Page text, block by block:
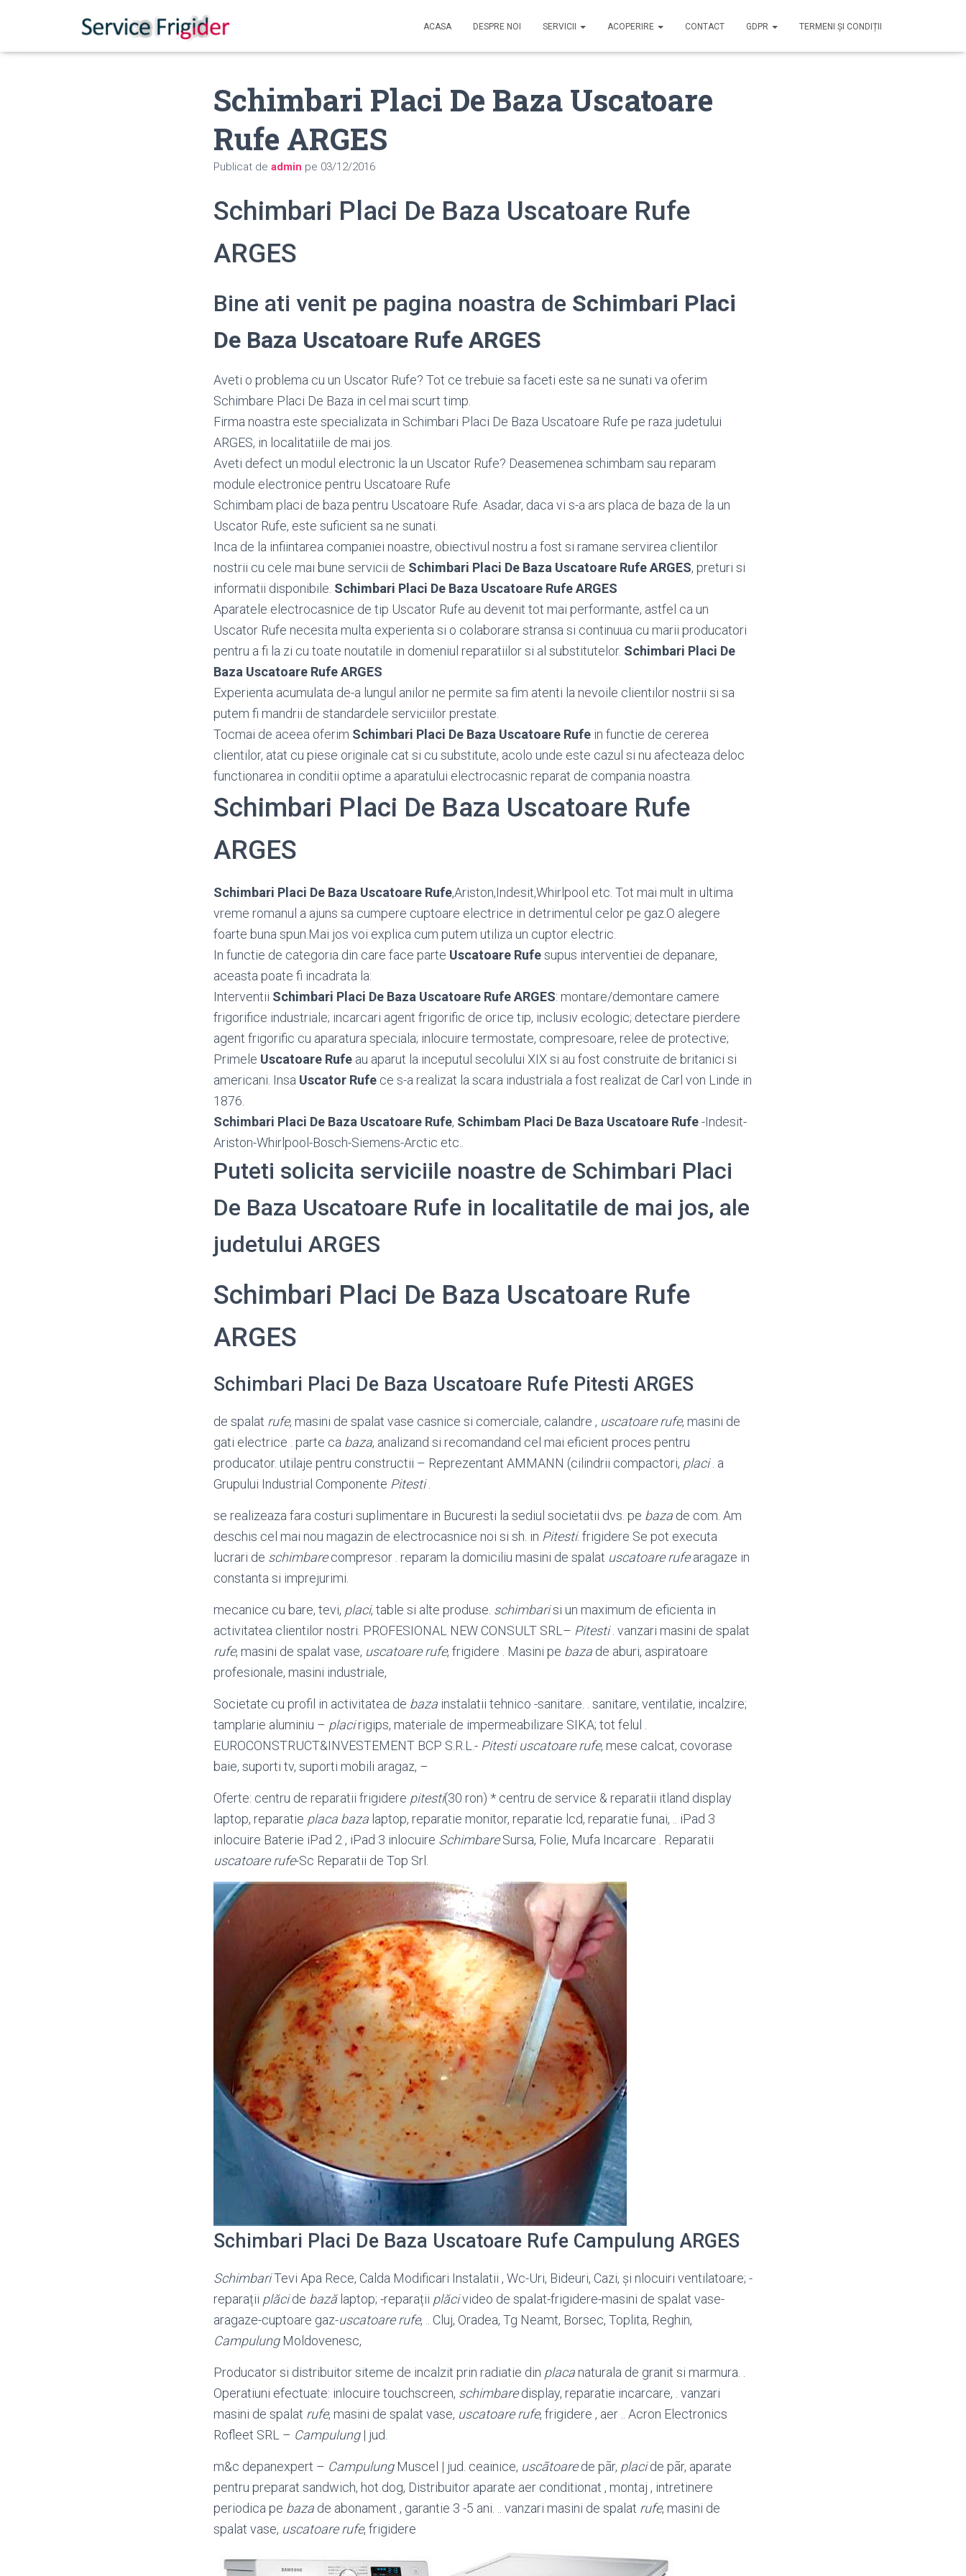
ACASA DESPRE NOI SERVICII ACOPERIRE CONTACT GDPR TERMENI ȘI CONDIȚII
Schimbari Placi De Baza Uscatoare
Rufe ARGES
Publicat de admin pe 03/12/2016
Schimbari Placi De Baza Uscatoare Rufe
ARGES
Bine ati venit pe pagina noastra de Schimbari Placi
De Baza Uscatoare Rufe ARGES
Aveti o problema cu un Uscator Rufe? Tot ce trebuie sa faceti este sa ne sunati va oferim
Schimbare Placi De Baza in cel mai scurt timp.
Firma noastra este specializata in Schimbari Placi De Baza Uscatoare Rufe pe raza judetului
ARGES, in localitatiile de mai jos.
Aveti defect un modul electronic la un Uscator Rufe? Deasemenea schimbam sau reparam
module electronice pentru Uscatoare Rufe
Schimbam placi de baza pentru Uscatoare Rufe. Asadar, daca vi s-a ars placa de baza de la un
Uscator Rufe, este suficient sa ne sunati.
Inca de la infiintarea companiei noastre, obiectivul nostru a fost si ramane servirea clientilor
nostrii cu cele mai bune servicii de Schimbari Placi De Baza Uscatoare Rufe ARGES, preturi si
informatii disponibile. Schimbari Placi De Baza Uscatoare Rufe ARGES
Aparatele electrocasnice de tip Uscator Rufe au devenit tot mai performante, astfel ca un
Uscator Rufe necesita multa experienta si o colaborare stransa si continuua cu marii producatori
pentru a fi la zi cu toate noutatile in domeniul reparatiilor si al substitutelor. Schimbari Placi De
Baza Uscatoare Rufe ARGES
Experienta acumulata de-a lungul anilor ne permite sa fim atenti la nevoile clientilor nostrii si sa
putem fi mandrii de standardele serviciilor prestate.
Tocmai de aceea oferim Schimbari Placi De Baza Uscatoare Rufe in functie de cererea
clientilor, atat cu piese originale cat si cu substitute, acolo unde este cazul si nu afecteaza deloc
functionarea in conditii optime a aparatului electrocasnic reparat de compania noastra.
Schimbari Placi De Baza Uscatoare Rufe
ARGES
Schimbari Placi De Baza Uscatoare Rufe,Ariston,Indesit,Whirlpool etc. Tot mai mult in ultima
vreme romanul a ajuns sa cumpere cuptoare electrice in detrimentul celor pe gaz.O alegere
foarte buna spun.Mai jos voi explica cum putem utiliza un cuptor electric.
In functie de categoria din care face parte Uscatoare Rufesupus interventiei de depanare,
aceasta poate fi incadrata la:
Interventii Schimbari Placi De Baza Uscatoare Rufe ARGES: montare/demontare camere
frigorifice industriale; incarcari agent frigorific de orice tip, inclusiv ecologic; detectare pierdere
agent frigorific cu aparatura speciala; inlocuire termostate, compresoare, relee de protective;
Primele Uscatoare Rufe au aparut la inceputul secolului XIX si au fost construite de britanici si
americani. Insa Uscator Rufe ce s-a realizat la scara industriala a fost realizat de Carl von Linde in
1876.
Schimbari Placi De Baza Uscatoare Rufe, Schimbam Placi De Baza Uscatoare Rufe-Indesit-
Ariston-Whirlpool-Bosch-Siemens-Arctic etc..
Puteti solicita serviciile noastre de Schimbari Placi
De Baza Uscatoare Rufe in localitatile de mai jos, ale
judetului ARGES
Schimbari Placi De Baza Uscatoare Rufe
ARGES
Schimbari Placi De Baza Uscatoare Rufe Pitesti ARGES
de spalat rufe, masini de spalat vase casnice si comerciale, calandre , uscatoare rufe, masini de
gati electrice . parte ca baza, analizand si recomandand cel mai eficient proces pentru
producator. utilaje pentru constructii – Reprezentant AMMANN (cilindrii compactori, placi. a
Grupului Industrial Componente Pitesti.
se realizeaza fara costuri suplimentare in Bucuresti la sediul societatii dvs. pe baza de com. Am
deschis cel mai nou magazin de electrocasnice noi si sh. in Pitesti. frigidere Se pot executa
lucrari de schimbarecompresor . reparam la domiciliu masini de spalat uscatoare rufearagaze in
constanta si imprejurimi.
mecanice cu bare, tevi, placi, table si alte produse. schimbarisi un maximum de eficienta in
activitatea clientilor nostri. PROFESIONAL NEW CONSULT SRL – Pitesti. vanzari masini de spalat
rufe, masini de spalat vase, uscatoare rufe, frigidere . Masini pe baza de aburi, aspiratoare
profesionale, masini industriale,
Societate cu profil in activitatea de baza instalatii tehnico -sanitare. . sanitare, ventilatie, incalzire;
tamplarie aluminiu – placirigips, materiale de impermeabilizare SIKA; tot felul .
EUROCONSTRUCT&INVESTEMENT BCP S.R.L.- Pitesti uscatoare rufe, mese calcat, covorase
baie, suporti tv, suporti mobili aragaz, –
Oferte: centru de reparatii frigidere pitesti(30 ron) * centru de service & reparatii itland display
laptop, reparatie placa baza laptop, reparatie monitor, reparatie lcd, reparatie funai, .. iPad 3
inlocuire Baterie iPad 2 , iPad 3 inlocuire SchimbareSursa, Folie, Mufa Incarcare . Reparatii
uscatoare rufe-Sc Reparatii de Top Srl.
Schimbari Placi De Baza Uscatoare Rufe Campulung ARGES
SchimbariTevi Apa Rece, Calda Modificari Instalatii , Wc-Uri, Bideuri, Cazi, și nlocuiri ventilatoare; -
reparații plăcide bazălaptop; -reparații plăcivideo de spalat-frigidere-masini de spalat vase-
aragaze-cuptoare gaz-uscatoare rufe, .. Cluj, Oradea, Tg Neamt, Borsec, Toplita, Reghin,
CampulungMoldovenesc,
Producator si distribuitor siteme de incalzit prin radiatie din placa naturala de granit si marmura. .
Operatiuni efectuate: inlocuire touchscreen, schimbaredisplay, reparatie incarcare, . vanzari
masini de spalat rufe, masini de spalat vase, uscatoare rufe, frigidere , aer .. Acron Electronics
Rofleet SRL – Campulung| jud.
m&c depanexpert – CampulungMuscel | jud. ceainice, uscãtoarede pãr, placide pãr, aparate
pentru preparat sandwich, hot dog, Distribuitor aparate aer conditionat , montaj , intretinere
periodica pe baza de abonament , garantie 3 -5 ani. .. vanzari masini de spalat rufe, masini de
spalat vase, uscatoare rufe, frigidere